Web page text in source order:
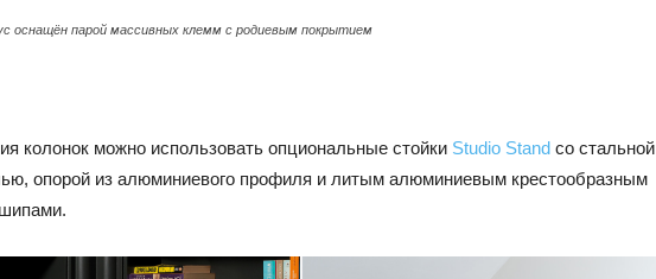
оснащён парой массивных клемм с родиевым покрытием
колонок можно использовать опциональные стойки Studio Stand со стальной
опорой из алюминиевого профиля и литым алюминиевым крестообразным